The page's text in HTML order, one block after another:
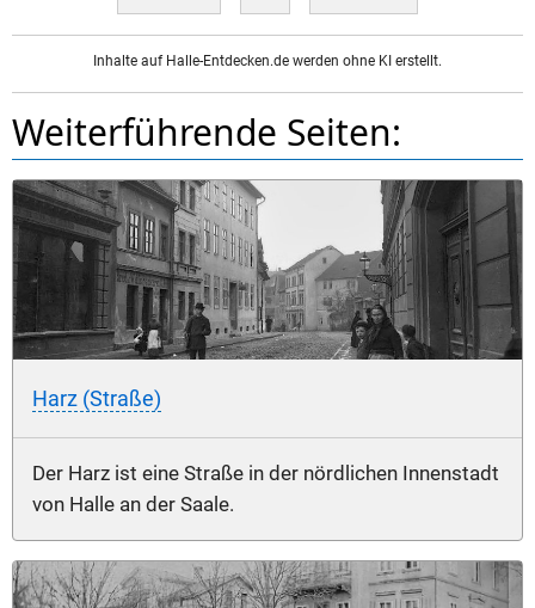
Inhalte auf Halle-Entdecken.de werden ohne KI erstellt.
Weiterführende Seiten:
Harz (Straße)
Der Harz ist eine Straße in der nördlichen Innenstadt
von Halle an der Saale.